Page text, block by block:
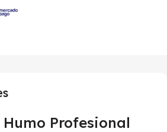
Profesional